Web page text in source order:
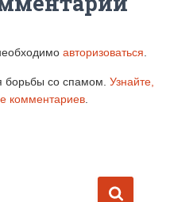
авторизоваться
борьбы со спамом. Узнайте,
комментариев